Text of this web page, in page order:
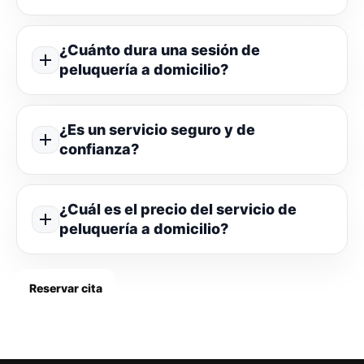
¿Cuánto dura una sesión de
peluquería a domicilio?
¿Es un servicio seguro y de
confianza?
¿Cuál es el precio del servicio de
peluquería a domicilio?
Reservar cita